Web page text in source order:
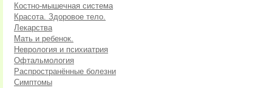
Костно-мышечная система
Красота. Здоровое тело.
Лекарства
Мать и ребенок.
Неврология и психиатрия
Офтальмология
Распространённые болезни
Симптомы